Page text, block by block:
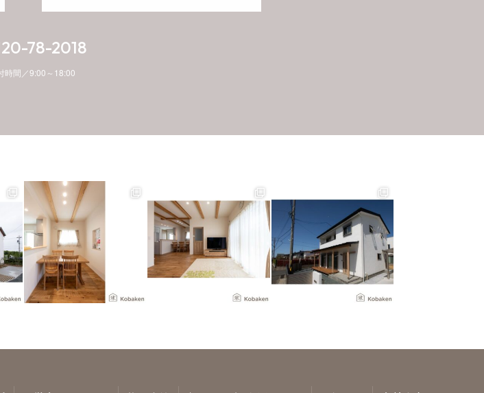
78-2018
時間／9:00～18:00